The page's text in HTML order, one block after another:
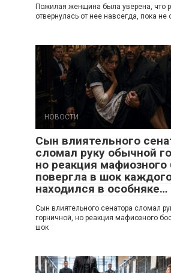
Пожилая женщина была уверена, что
отвернулась от нее навсегда, пока не
НОВОСТИ
Сын влиятельного
сломал руку обычной
но реакция мафиозного
повергла в шок
находился в особняке…
Сын влиятельного сенатора сломал
горничной, но реакция мафиозного
шок